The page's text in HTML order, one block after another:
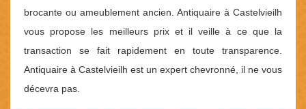
brocante ou ameublement ancien. Antiquaire à Castelvieilh
vous propose les meilleurs prix et il veille à ce que la
transaction se fait rapidement en toute transparence.
Antiquaire à Castelvieilh est un expert chevronné, il ne vous
décevra pas.